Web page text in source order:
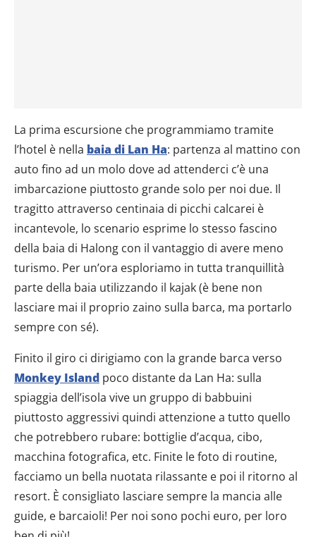
La prima escursione che programmiamo tramite
l’hotel è nella baia di Lan Ha: partenza al mattino con
auto fino ad un molo dove ad attenderci c’è una
imbarcazione piuttosto grande solo per noi due. Il
tragitto attraverso centinaia di picchi calcarei è
incantevole, lo scenario esprime lo stesso fascino
della baia di Halong con il vantaggio di avere meno
turismo. Per un’ora esploriamo in tutta tranquillità
parte della baia utilizzando il kajak (è bene non
lasciare mai il proprio zaino sulla barca, ma portarlo
sempre con sé).
Finito il giro ci dirigiamo con la grande barca verso
Monkey Island poco distante da Lan Ha: sulla
spiaggia dell’isola vive un gruppo di babbuini
piuttosto aggressivi quindi attenzione a tutto quello
che potrebbero rubare: bottiglie d’acqua, cibo,
macchina fotografica, etc. Finite le foto di routine,
facciamo un bella nuotata rilassante e poi il ritorno al
resort. È consigliato lasciare sempre la mancia alle
guide, e barcaioli! Per noi sono pochi euro, per loro